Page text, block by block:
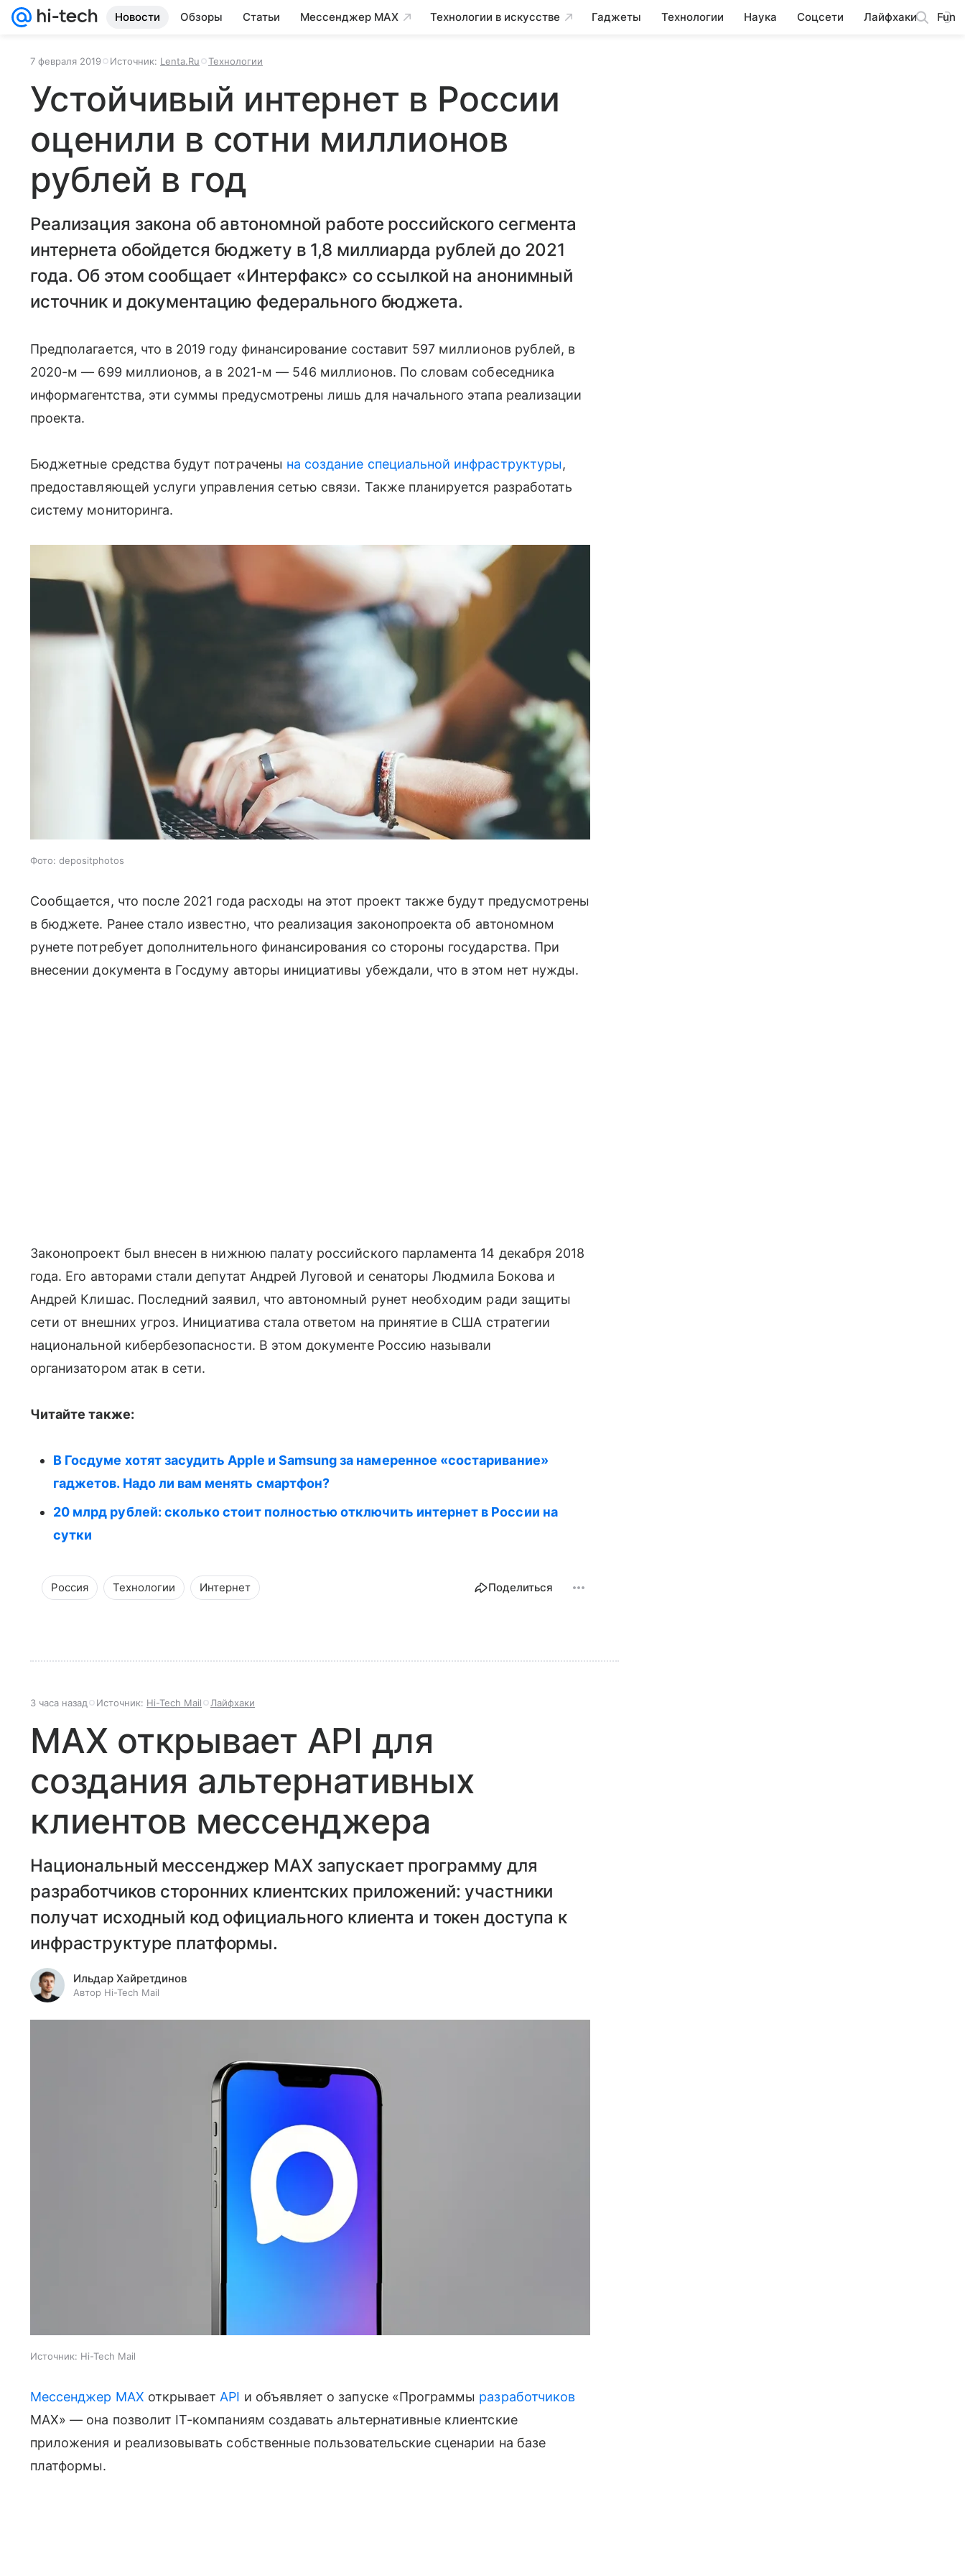
Новости Обзоры Статьи Мессенджер MAX Технологии в искусстве Гаджеты Технологии Наука Соцсети Лайфхаки Fun
7 февраля 2019 Источник: Lenta.Ru Технологии
Устойчивый интернет в России
оценили в сотни миллионов
рублей в год
Реализация закона об автономной работе российского сегмента
интернета обойдется бюджету в 1,8 миллиарда рублей до 2021
года. Об этом сообщает «Интерфакс» со ссылкой на анонимный
источник и документацию федерального бюджета.
Предполагается, что в 2019 году финансирование составит 597 миллионов рублей, в
2020-м — 699 миллионов, а в 2021-м — 546 миллионов. По словам собеседника
информагентства, эти суммы предусмотрены лишь для начального этапа реализации
проекта.
Бюджетные средства будут потрачены на создание специальной инфраструктуры,
предоставляющей услуги управления сетью связи. Также планируется разработать
систему мониторинга.
Фото: depositphotos
Сообщается, что после 2021 года расходы на этот проект также будут предусмотрены
в бюджете. Ранее стало известно, что реализация законопроекта об автономном
рунете потребует дополнительного финансирования со стороны государства. При
внесении документа в Госдуму авторы инициативы убеждали, что в этом нет нужды.
Законопроект был внесен в нижнюю палату российского парламента 14 декабря 2018
года. Его авторами стали депутат Андрей Луговой и сенаторы Людмила Бокова и
Андрей Клишас. Последний заявил, что автономный рунет необходим ради защиты
сети от внешних угроз. Инициатива стала ответом на принятие в США стратегии
национальной кибербезопасности. В этом документе Россию называли
организатором атак в сети.
Читайте также:
В Госдуме хотят засудить Apple и Samsung за намеренное «состаривание»
гаджетов. Надо ли вам менять смартфон?
20 млрд рублей: сколько стоит полностью отключить интернет в России на
сутки
Россия Технологии Интернет Поделиться
3 часа назад Источник: Hi-Tech Mail Лайфхаки
MAX открывает API для
создания альтернативных
клиентов мессенджера
Национальный мессенджер MAX запускает программу для
разработчиков сторонних клиентских приложений: участники
получат исходный код официального клиента и токен доступа к
инфраструктуре платформы.
Ильдар Хайретдинов
Автор Hi-Tech Mail
Источник: Hi-Tech Mail
Мессенджер MAX открывает API и объявляет о запуске «Программы разработчиков
MAX» — она позволит IT-компаниям создавать альтернативные клиентские
приложения и реализовывать собственные пользовательские сценарии на базе
платформы.